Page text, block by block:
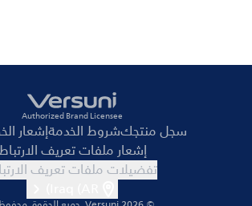
Authorized Brand Licensee
سجل منتجكشروط الخدمةإشعار
إشعار ملفات تعريف
تفضيلات ملفات تعريف